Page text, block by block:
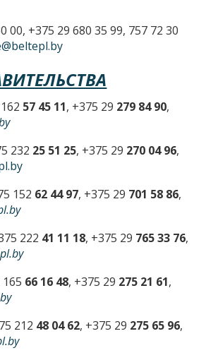
00, +375 29 680 35 99, 757 72 30
57 45 11, +375 29 279 84 90,
232 25 51 25, +375 29 270 04 96,
152 62 44 97, +375 29 701 58 86,
222 41 11 18, +375 29 765 33 76,
66 16 48, +375 29 275 21 61,
212 48 04 62, +375 29 275 65 96,